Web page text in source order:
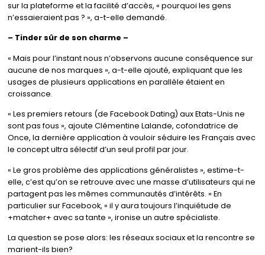
sur la plateforme et la facilité d’accès, « pourquoi les gens
n’essaieraient pas ? », a-t-elle demandé.
– Tinder sûr de son charme –
« Mais pour l’instant nous n’observons aucune conséquence sur
aucune de nos marques », a-t-elle ajouté, expliquant que les
usages de plusieurs applications en parallèle étaient en
croissance.
« Les premiers retours (de Facebook Dating) aux Etats-Unis ne
sont pas fous », ajoute Clémentine Lalande, cofondatrice de
Once, la dernière application à vouloir séduire les Français avec
le concept ultra sélectif d’un seul profil par jour.
« Le gros problème des applications généralistes », estime-t-
elle, c’est qu’on se retrouve avec une masse d’utilisateurs qui ne
partagent pas les mêmes communautés d’intérêts. » En
particulier sur Facebook, « il y aura toujours l’inquiétude de
+matcher+ avec sa tante », ironise un autre spécialiste.
La question se pose alors: les réseaux sociaux et la rencontre se
marient-ils bien?